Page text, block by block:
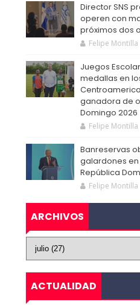
Director SNS
operen con
próximos dos
Felipe Montilla
Juegos
medallas en
ganadora de
Domingo 2026
Felipe Montilla
Banreservas
galardones en
República
Felipe Montilla
ARCHIVOS
ACTUALIDAD